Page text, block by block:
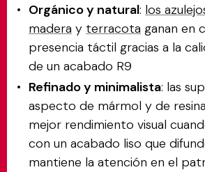
Orgánico y natural: los
madera y terracota ganan en
presencia táctil gracias a la
de un acabado R9
Refinado y minimalista: las
aspecto de mármol y de
mejor rendimiento visual
con un acabado liso que
mantiene la atención en el